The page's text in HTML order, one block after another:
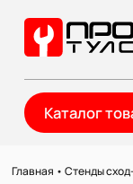
Каталог
Главная •Стенды